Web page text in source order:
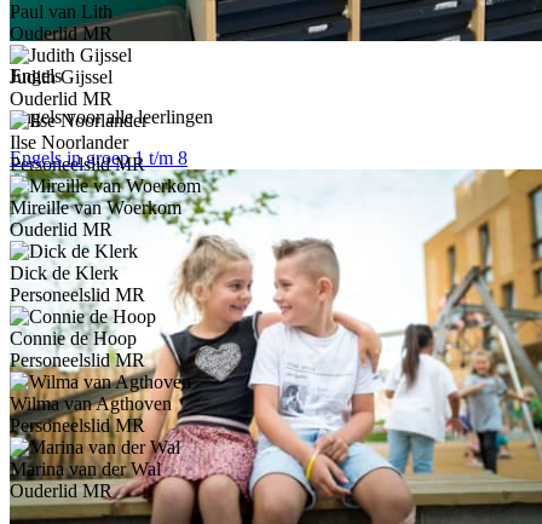
Engels
Engels voor alle leerlingen
Engels in groep 1 t/m 8
Paul van Lith
Ouderlid MR
Judith Gijssel
Ouderlid MR
Ilse Noorlander
Personeelslid MR
Mireille van Woerkom
Ouderlid MR
Dick de Klerk
Personeelslid MR
Connie de Hoop
Personeelslid MR
Wilma van Agthoven
Personeelslid MR
Marina van der Wal
Ouderlid MR